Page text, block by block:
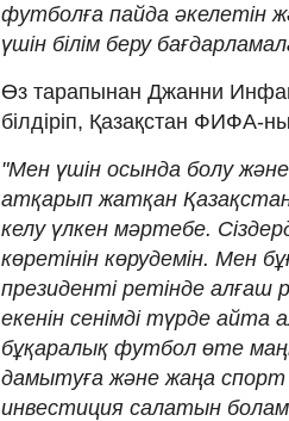
футболға пайда әкелетін
үшін білім беру
Өз тарапынан Джанни
білдіріп, Қазақстан ФИФА-
"Мен үшін осында болу
атқарып жатқан
келу үлкен мәртебе.
көретінін көрудемін. Мен
президенті ретінде алғаш
екенін сенімді түрде
бұқаралық футбол өте
дамытуға және жаңа спорт
инвестиция салатын